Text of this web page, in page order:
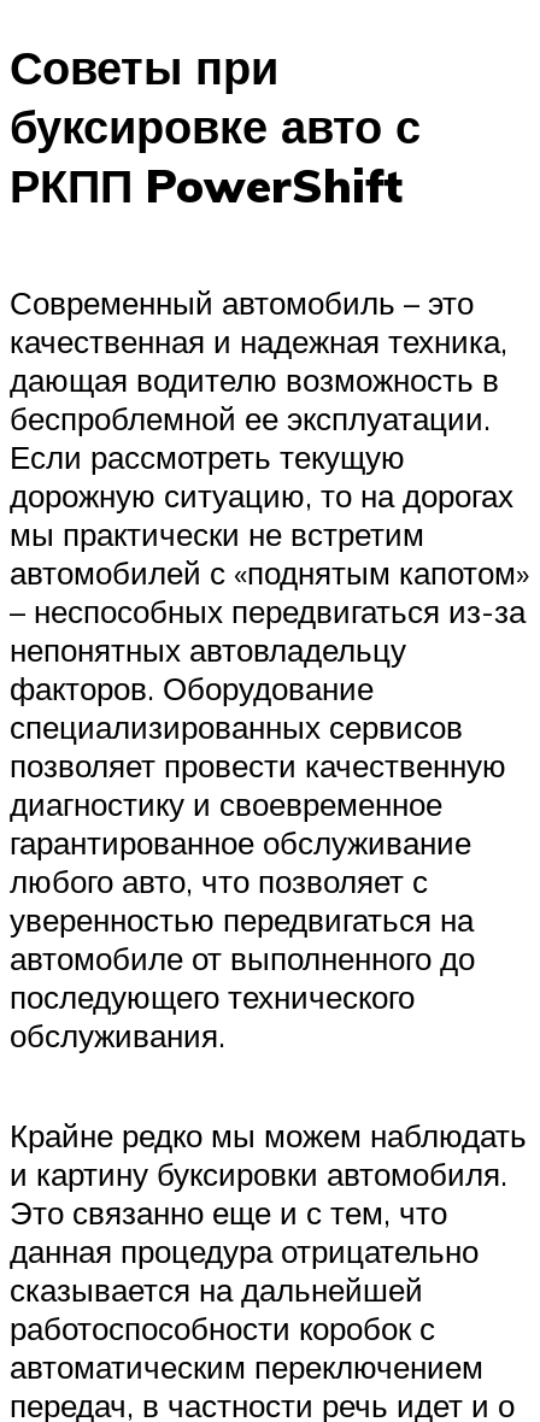
Советы при
буксировке авто с
РКПП PowerShift
Современный автомобиль – это
качественная и надежная техника,
дающая водителю возможность в
беспроблемной ее эксплуатации.
Если рассмотреть текущую
дорожную ситуацию, то на дорогах
мы практически не встретим
автомобилей с «поднятым капотом»
– неспособных передвигаться из-за
непонятных автовладельцу
факторов. Оборудование
специализированных сервисов
позволяет провести качественную
диагностику и своевременное
гарантированное обслуживание
любого авто, что позволяет с
уверенностью передвигаться на
автомобиле от выполненного до
последующего технического
обслуживания.
Крайне редко мы можем наблюдать
и картину буксировки автомобиля.
Это связанно еще и с тем, что
данная процедура отрицательно
сказывается на дальнейшей
работоспособности коробок с
автоматическим переключением
передач, в частности речь идет и о